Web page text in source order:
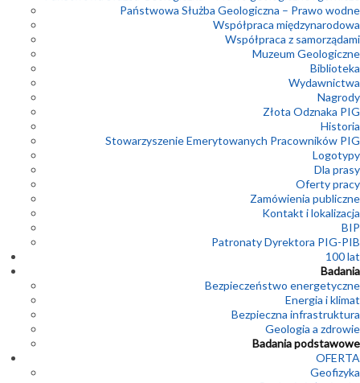
Państwowa Służba Geologiczna – Prawo wodne
Współpraca międzynarodowa
Współpraca z samorządami
Muzeum Geologiczne
Biblioteka
Wydawnictwa
Nagrody
Złota Odznaka PIG
Historia
Stowarzyszenie Emerytowanych Pracowników PIG
Logotypy
Dla prasy
Oferty pracy
Zamówienia publiczne
Kontakt i lokalizacja
BIP
Patronaty Dyrektora PIG-PIB
100 lat
Badania
Bezpieczeństwo energetyczne
Energia i klimat
Bezpieczna infrastruktura
Geologia a zdrowie
Badania podstawowe
OFERTA
Geofizyka